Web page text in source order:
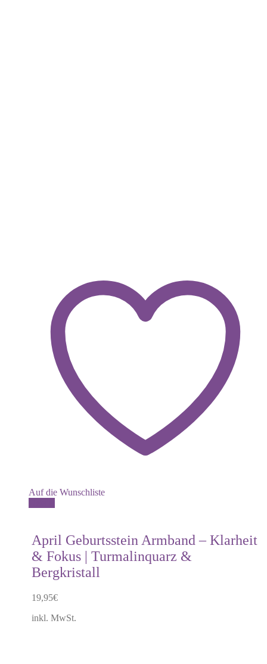
Auf die Wunschliste
April Geburtsstein Armband – Klarheit
& Fokus | Turmalinquarz &
Bergkristall
19,95€
inkl. MwSt.